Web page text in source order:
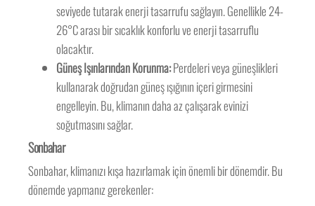
seviyede tutarak enerji tasarrufu sağlayın. Genellikle 24-
26°C arası bir sıcaklık konforlu ve enerji tasarruflu
olacaktır.
Güneş Işınlarından Korunma:Perdeleri veya güneşlikleri
kullanarak doğrudan güneş ışığının içeri girmesini
engelleyin. Bu, klimanın daha az çalışarak evinizi
soğutmasını sağlar.
Sonbahar
Sonbahar, klimanızı kışa hazırlamak için önemli bir dönemdir. Bu
dönemde yapmanız gerekenler: